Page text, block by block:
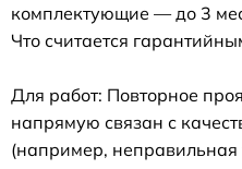
комплектующие — до 3
Что считается
Для работ: Повторное
напрямую связан с
(например, неправильная